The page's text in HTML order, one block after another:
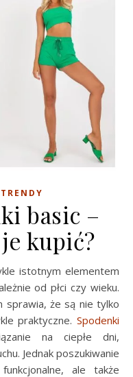
TRENDY
basic –
kupić?
istotnym elementem
od płci czy wieku.
sprawia, że są nie tylko
praktyczne. Spodenki
na ciepłe dni,
Jednak poszukiwanie
ale także